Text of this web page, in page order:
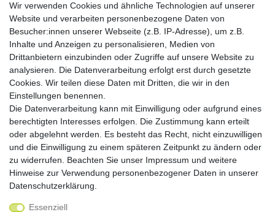
Ihre zuletzt angesehenen Artikel
satinierten Glastüren im Holzrahmen, mit
Standfüßen, inkl. Türdämpfer, nicht
abschließbar, 800x420x2160, Lichtgrau
Brutto
Netto
In den Warenkorb
*inkl. ges. MwSt.,Versandkostenfrei (EU-Ausland
auf Anfrage)
Wir verwenden Cookies und ähnliche Technologien auf unserer
Website und verarbeiten personenbezogene Daten von
Besucher:innen unserer Webseite (z.B. IP-Adresse), um z.B.
Inhalte und Anzeigen zu personalisieren, Medien von
Drittanbietern einzubinden oder Zugriffe auf unsere Website zu
analysieren. Die Datenverarbeitung erfolgt erst durch gesetzte
Cookies. Wir teilen diese Daten mit Dritten, die wir in den
Einstellungen benennen.
Die Datenverarbeitung kann mit Einwilligung oder aufgrund eines
berechtigten Interesses erfolgen. Die Zustimmung kann erteilt
oder abgelehnt werden. Es besteht das Recht, nicht einzuwilligen
und die Einwilligung zu einem späteren Zeitpunkt zu ändern oder
zu widerrufen. Beachten Sie unser Impressum und weitere
Hinweise zur Verwendung personenbezogener Daten in unserer
Daten­schutz­erklärung
Essenziell